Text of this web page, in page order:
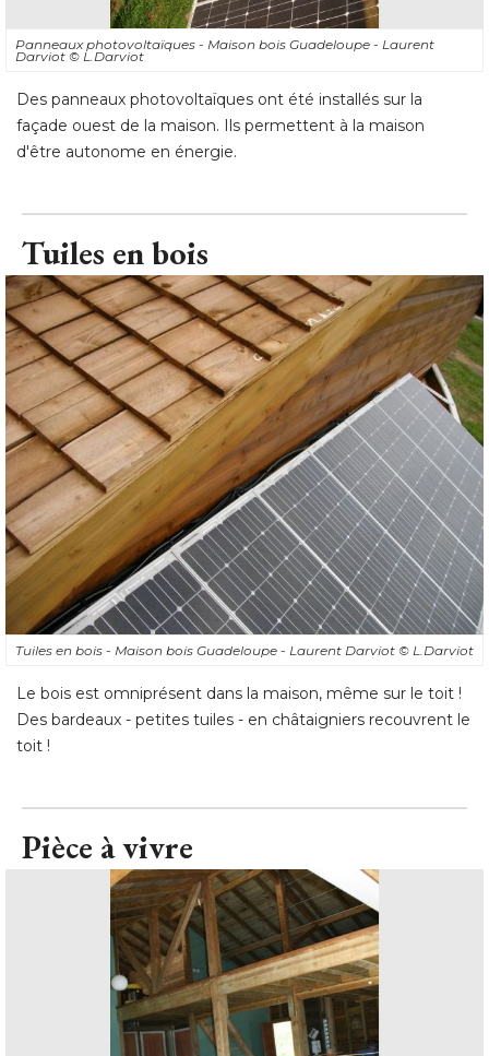
Panneaux photovoltaïques - Maison bois Guadeloupe - Laurent
Darviot © L.Darviot
Des panneaux photovoltaïques ont été installés sur la
façade ouest de la maison. Ils permettent à la maison
d'être autonome en énergie.
Tuiles en bois
Tuiles en bois - Maison bois Guadeloupe - Laurent Darviot © L.Darviot
Le bois est omniprésent dans la maison, même sur le toit !
Des bardeaux - petites tuiles - en châtaigniers recouvrent le
toit !
Pièce à vivre